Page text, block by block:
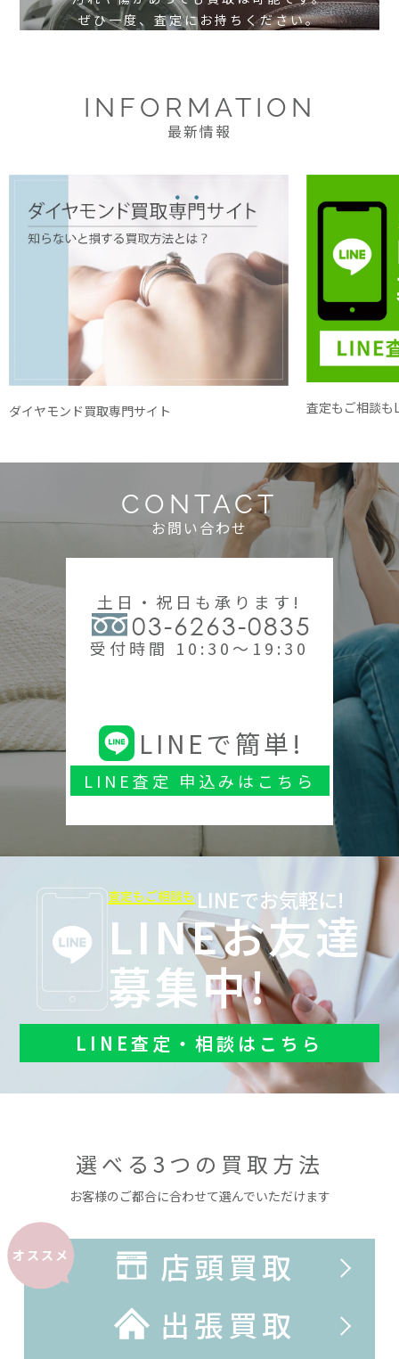
ぜひ一度、査定にお持ちください。
INFORMATION
最新情報
ダイヤモンド買取専門サイト 査定もご相談も
CONTACT
お問い合わせ
土日・祝日も承ります!
03-6263-0835
受付時間 10:30～19:30
LINEで簡単!
LINE査定 申込みはこちら
査定もご相談も LINEでお気軽に!
LINEお友達
募集中!
LINE査定・相談はこちら
選べる3つの買取方法
お客様のご都合に合わせて選んでいただけます
オススメ
店頭買取
出張買取